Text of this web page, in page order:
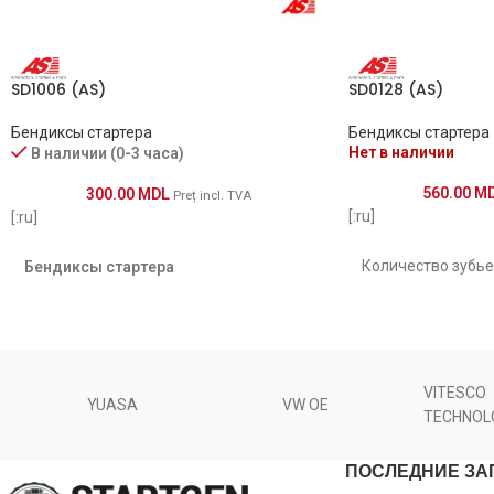
1014772
81014772
SD1006 (AS)
Бендиксы стартера
В наличии (0-3 часа)
300.00 MDL Preț incl. TVA
[:ru]
Бендиксы стартера
O.D.1 [ mm ]
SD0128 (AS)
Бендиксы стартера
Нет в наличии
560.00
[:ru]
Количество
Оборот
YUASA VW OE
VITESCO
ПОСЛЕДНИЕ